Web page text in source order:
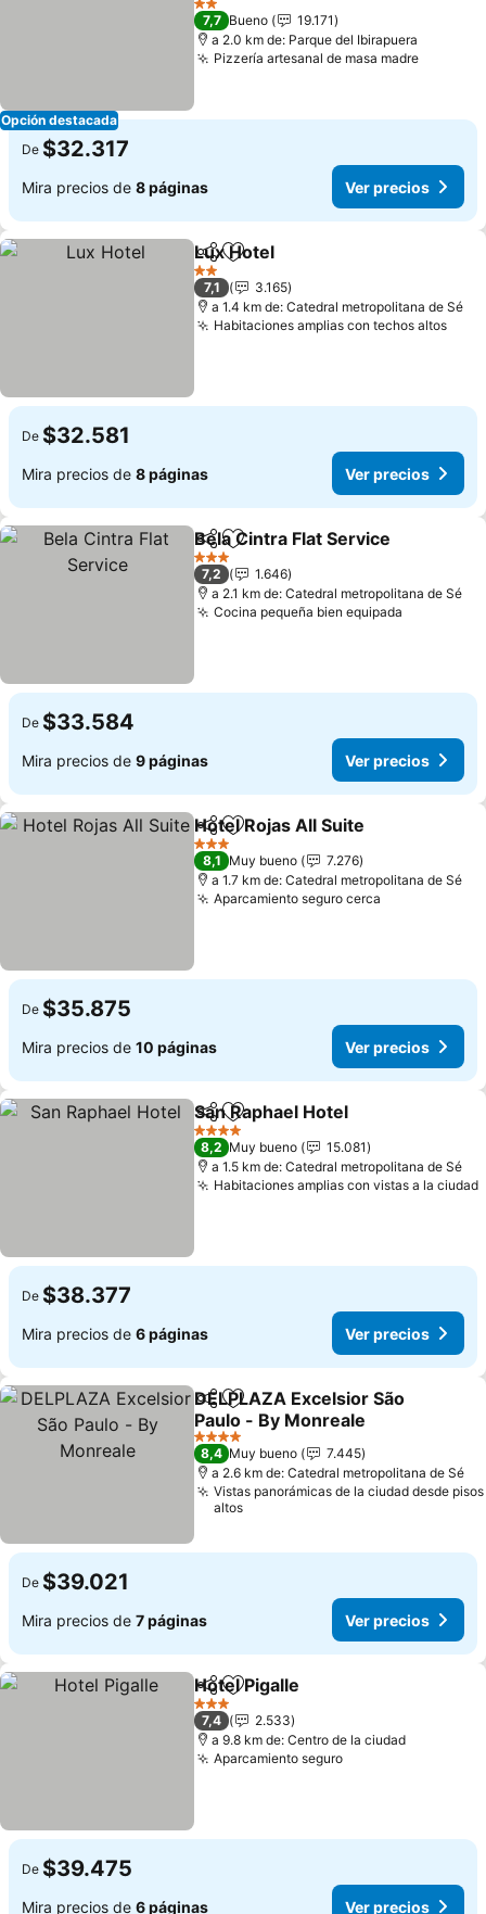
Opción destacada
Ver precios
2 Estrellas
7,7 Bueno
19.171
a 2.0 km de: Parque del Ibirapuera
Pizzería artesanal de masa madreVer
De $32.317
Mira precios de 8 páginas Ver precios
CompartirAgregar a favoritos
Lux Hotel
2 Estrellas
7,1
3.165
a 1.4 km de: Catedral metropolitana de Sé
Habitaciones amplias con techos altosVer
De $32.581
Mira precios de 8 páginas Ver precios
CompartirAgregar a favoritos
Bela Cintra Flat Service
3 Estrellas
7,2
1.646
a 2.1 km de: Catedral metropolitana de Sé
Cocina pequeña bien equipada
De $33.584
Mira precios de 9 páginas Ver precios
CompartirAgregar a favoritos
Hotel Rojas All Suite
3 Estrellas
8,1 Muy bueno
7.276
a 1.7 km de: Catedral metropolitana de Sé
Aparcamiento seguro cerca
De $35.875
Mira precios de 10 páginas Ver precios
CompartirAgregar a favoritos
San Raphael Hotel
4 Estrellas
8,2 Muy bueno
15.081
a 1.5 km de: Catedral metropolitana de Sé
Habitaciones amplias con vistas a la ciudad
De $38.377
Mira precios de 6 páginas Ver precios
CompartirAgregar a favoritos
DELPLAZA Excelsior São
Paulo - By Monreale
Ver precios
4 Estrellas
8,4 Muy bueno
7.445
a 2.6 km de: Catedral metropolitana de Sé
Vistas panorámicas de la ciudad desde pisos
altos
De $39.021
Mira precios de 7 páginas Ver precios
CompartirAgregar a favoritos
Hotel Pigalle
3 Estrellas
7,4
2.533
a 9.8 km de: Centro de la ciudad
Aparcamiento seguroVer precios
De $39.475
Mira precios de 6 páginas Ver precios